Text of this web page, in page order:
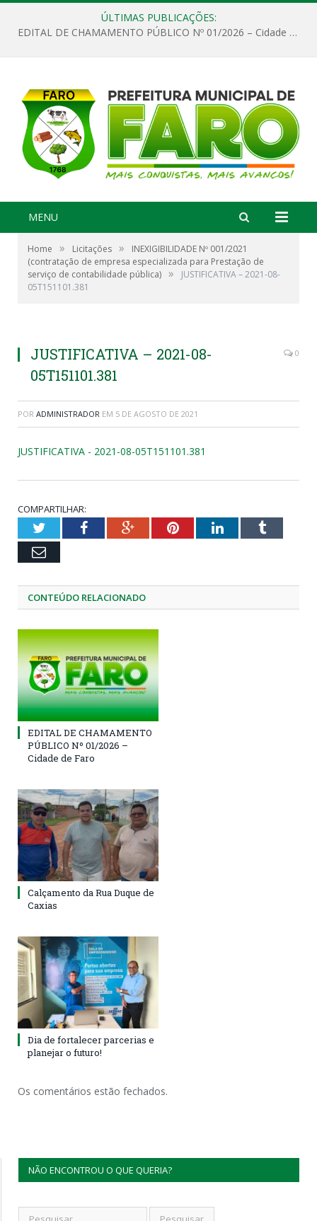
ÚLTIMAS PUBLICAÇÕES:
EDITAL DE CHAMAMENTO PÚBLICO Nº 01/2026 – Cidade de Faro
MENU
Home » Licitações »
INEXIGIBILIDADE Nº 001/2021
(contratação de empresa especializada para Prestação de
serviço de contabilidade pública) »
JUSTIFICATIVA – 2021-08-
05T151101.381
JUSTIFICATIVA – 2021-08-
05T151101.381
0
POR ADMINISTRADOR EM 5 DE AGOSTO DE 2021
JUSTIFICATIVA - 2021-08-05T151101.381
COMPARTILHAR:
TwitterFacebookGoogle+PinterestLinkedInTumblr
Email
CONTEÚDO RELACIONADO
EDITAL DE CHAMAMENTO
PÚBLICO Nº 01/2026 –
Cidade de Faro
Calçamento da Rua Duque de
Caxias
Dia de fortalecer parcerias e
planejar o futuro!
Os comentários estão fechados.
NÃO ENCONTROU O QUE QUERIA?